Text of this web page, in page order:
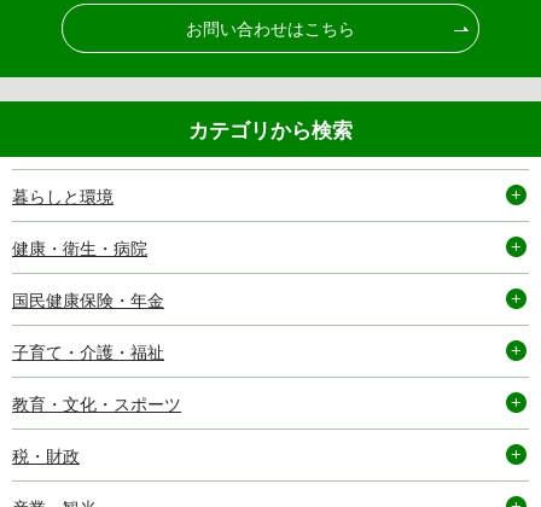
お問い合わせはこちら
カテゴリから検索
暮らしと環境
健康・衛生・病院
国民健康保険・年金
子育て・介護・福祉
教育・文化・スポーツ
税・財政